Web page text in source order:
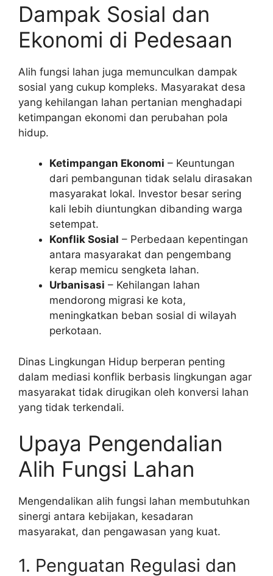
Dampak Sosial dan
Ekonomi di Pedesaan
Alih fungsi lahan juga memunculkan dampak
sosial yang cukup kompleks. Masyarakat desa
yang kehilangan lahan pertanian menghadapi
ketimpangan ekonomi dan perubahan pola
hidup.
Ketimpangan Ekonomi – Keuntungan
dari pembangunan tidak selalu dirasakan
masyarakat lokal. Investor besar sering
kali lebih diuntungkan dibanding warga
setempat.
Konflik Sosial – Perbedaan kepentingan
antara masyarakat dan pengembang
kerap memicu sengketa lahan.
Urbanisasi – Kehilangan lahan
mendorong migrasi ke kota,
meningkatkan beban sosial di wilayah
perkotaan.
Dinas Lingkungan Hidup berperan penting
dalam mediasi konflik berbasis lingkungan agar
masyarakat tidak dirugikan oleh konversi lahan
yang tidak terkendali.
Upaya Pengendalian
Alih Fungsi Lahan
Mengendalikan alih fungsi lahan membutuhkan
sinergi antara kebijakan, kesadaran
masyarakat, dan pengawasan yang kuat.
1. Penguatan Regulasi dan